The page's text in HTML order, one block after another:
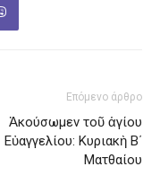
Επόμενο άρθρο
Ἀκούσωμεν τοῦ ἁγίου
Εὐαγγελίου: Κυριακὴ Β΄
Ματθαίου